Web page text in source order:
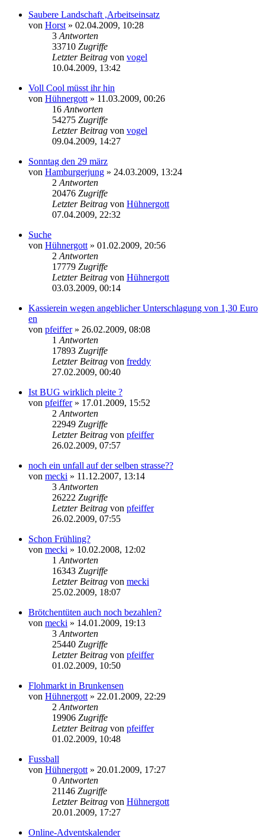
Saubere Landschaft ,Arbeitseinsatz
von Horst » 02.04.2009, 10:28
3 Antworten
33710 Zugriffe
Letzter Beitrag von vogel
10.04.2009, 13:42
Voll Cool müsst ihr hin
von Hühnergott » 11.03.2009, 00:26
16 Antworten
54275 Zugriffe
Letzter Beitrag von vogel
09.04.2009, 14:27
Sonntag den 29 märz
von Hamburgerjung » 24.03.2009, 13:24
2 Antworten
20476 Zugriffe
Letzter Beitrag von Hühnergott
07.04.2009, 22:32
Suche
von Hühnergott » 01.02.2009, 20:56
2 Antworten
17779 Zugriffe
Letzter Beitrag von Hühnergott
03.03.2009, 00:14
Kassierein wegen angeblicher Unterschlagung von 1,30 Euro
en
von pfeiffer» 26.02.2009, 08:08
1 Antworten
17893 Zugriffe
Letzter Beitrag von freddy
27.02.2009, 00:40
Ist BUG wirklich pleite ?
von pfeiffer» 17.01.2009, 15:52
2 Antworten
22949 Zugriffe
Letzter Beitrag von pfeiffer
26.02.2009, 07:57
noch ein unfall auf der selben strasse??
von mecki » 11.12.2007, 13:14
3 Antworten
26222 Zugriffe
Letzter Beitrag von pfeiffer
26.02.2009, 07:55
Schon Frühling?
von mecki » 10.02.2008, 12:02
1 Antworten
16343 Zugriffe
Letzter Beitrag von mecki
25.02.2009, 18:07
Brötchentüten auch noch bezahlen?
von mecki » 14.01.2009, 19:13
3 Antworten
25440 Zugriffe
Letzter Beitrag von pfeiffer
01.02.2009, 10:50
Flohmarkt in Brunkensen
von Hühnergott » 22.01.2009, 22:29
2 Antworten
19906 Zugriffe
Letzter Beitrag von pfeiffer
01.02.2009, 10:48
Fussball
von Hühnergott » 20.01.2009, 17:27
0 Antworten
21146 Zugriffe
Letzter Beitrag von Hühnergott
20.01.2009, 17:27
Online-Adventskalender